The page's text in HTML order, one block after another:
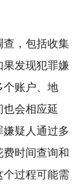
查，包括收集
发现犯罪嫌
个账户、地
会相应延
疑人通过多
时间查询和
个过程可能需